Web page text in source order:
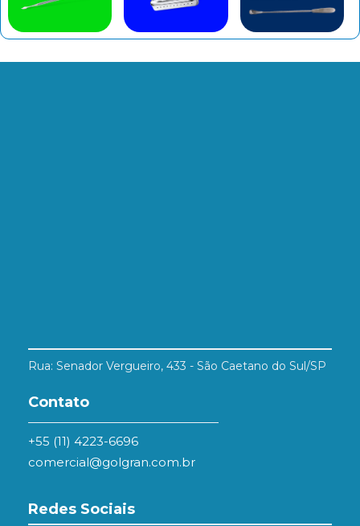
Rua: Senador Vergueiro, 433 - São Caetano do Sul/SP
Contato
+55 (11) 4223-6696
comercial@golgran.com.br
Redes Sociais